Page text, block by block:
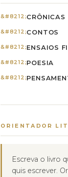
CRÔNICAS
CONTOS
ENSAIOS
POESIA
ORIENTADOR
Escreva o livro
quis escrever.